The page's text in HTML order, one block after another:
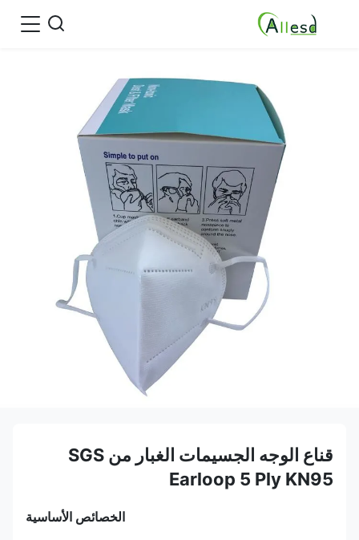
قناع الوجه الجسيمات الغبار من SGS
Earloop 5 Ply KN95
الخصائص الأساسية